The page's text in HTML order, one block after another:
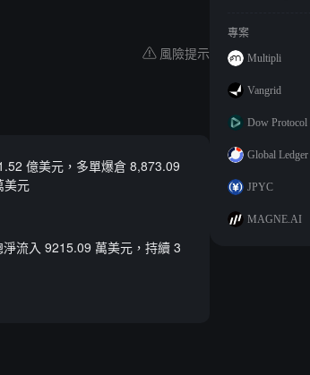
風險提示
億美元，多單爆倉 8,873.09
美元
流入 9215.09 萬美元，持續 3
專案
Multipli
Vangrid
Dow Protocol
Global Ledger
JPYC
MAGNE.AI